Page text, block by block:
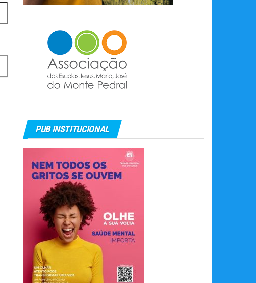
PUB INSTITUCIONAL